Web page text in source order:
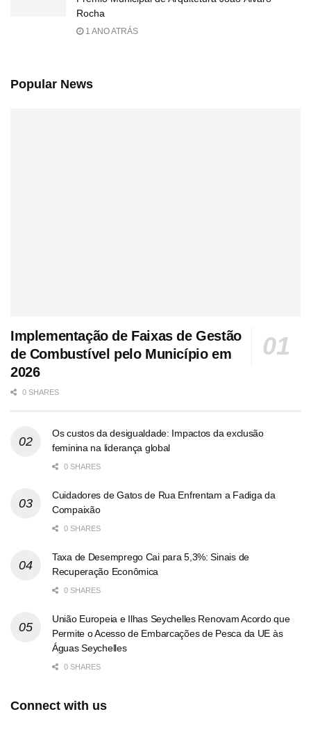
Rocha
1 ANO ATRÁS
Popular News
Implementação de Faixas de Gestão
de Combustível pelo Município em
2026
0 SHARES
Os custos da desigualdade: Impactos da exclusão
feminina na liderança global
0 SHARES
Cuidadores de Gatos de Rua Enfrentam a Fadiga da
Compaixão
0 SHARES
Taxa de Desemprego Cai para 5,3%: Sinais de
Recuperação Econômica
0 SHARES
União Europeia e Ilhas Seychelles Renovam Acordo que
Permite o Acesso de Embarcações de Pesca da UE às
Águas Seychelles
0 SHARES
Connect with us